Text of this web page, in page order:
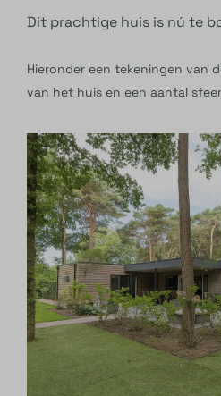
Dit prachtige huis is nú te
Hieronder een tekeningen van
van het huis en een aantal